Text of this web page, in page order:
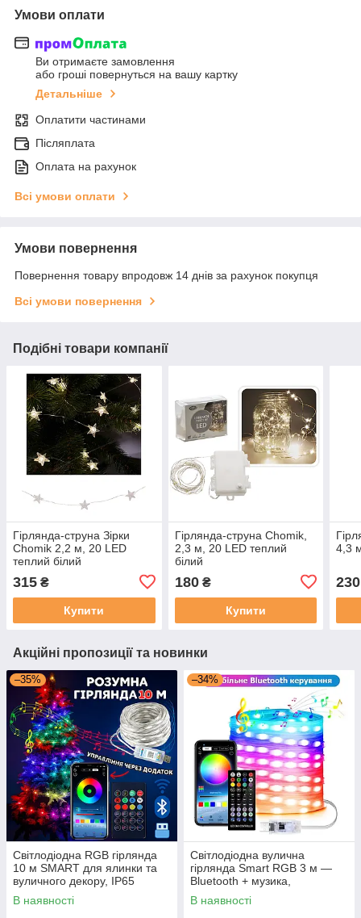
Умови оплати
Ви отримаєте замовлення
або гроші повернуться на вашу картку
Детальніше
Оплатити частинами
Післяплата
Оплата на рахунок
Всі умови оплати
Умови повернення
Повернення товару впродовж 14 днів за рахунок покупця
Всі умови повернення
Подібні товари компанії
Гірлянда-струна Зірки
Chomik 2,2 м, 20 LED
теплий білий
315 ₴
Купити
Гірлянда-струна Chomik,
2,3 м, 20 LED теплий
білий
180₴
Купити
4,3
230
Акційні пропозиції та новинки
–35%
Світлодіодна RGB гірлянда
10 м SMART для ялинки та
вуличного декору, IP65
В наявності
–34%
Світлодіодна вулична
гірлянда Smart RGB 3 м —
Bluetooth + музика,
водостійка IP65
В наявності